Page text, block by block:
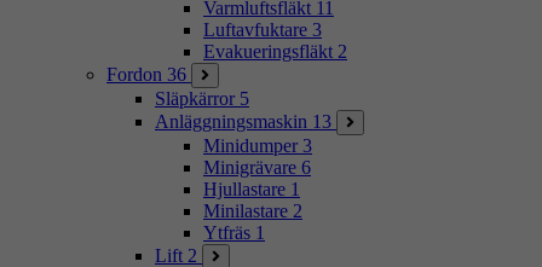
Varmluftsfläkt 11
Luftavfuktare 3
Evakueringsfläkt 2
Fordon 36
Släpkärror 5
Anläggningsmaskin 13
Minidumper 3
Minigrävare 6
Hjullastare 1
Minilastare 2
Ytfräs 1
Lift 2